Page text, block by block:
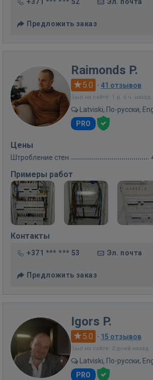
Предложить заказ
Raimonds P.
5.0 · 41 отзывов
Был на сайте: 1 д. 6 ч. назад
Latviski, По-русски,
PRO
Цены
Штробление стен
Примеры работ
Контакты
+371 *** *** 53 Эл. почта
Предложить заказ
Igors P.
5.0 · 15 отзывов
Был на сайте: 2 дней назад
Latviski, По-русски,
PRO